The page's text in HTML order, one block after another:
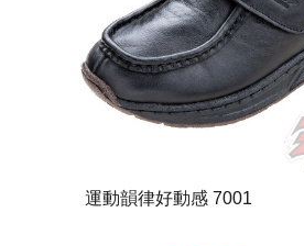
運動韻律好動感 7001